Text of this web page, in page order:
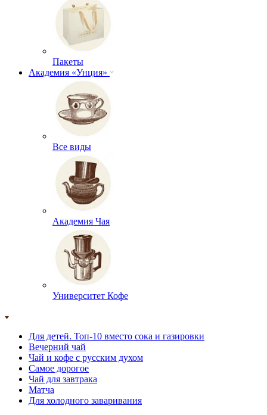
Пакеты
Академия «Унция»
Все виды
Академия Чая
Университет Кофе
Для детей. Топ-10 вместо сока и газировки
Вечерний чай
Чай и кофе с русским духом
Самое дорогое
Чай для завтрака
Матча
Для холодного заваривания